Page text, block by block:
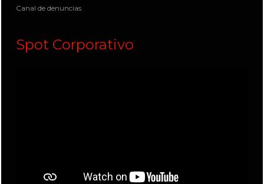
Canal de denuncias
Spot Corporativo